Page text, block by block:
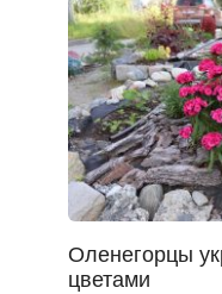
Оленегорцы
цветами